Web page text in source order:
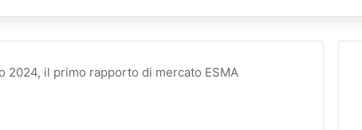
2024, il primo rapporto di mercato ESMA